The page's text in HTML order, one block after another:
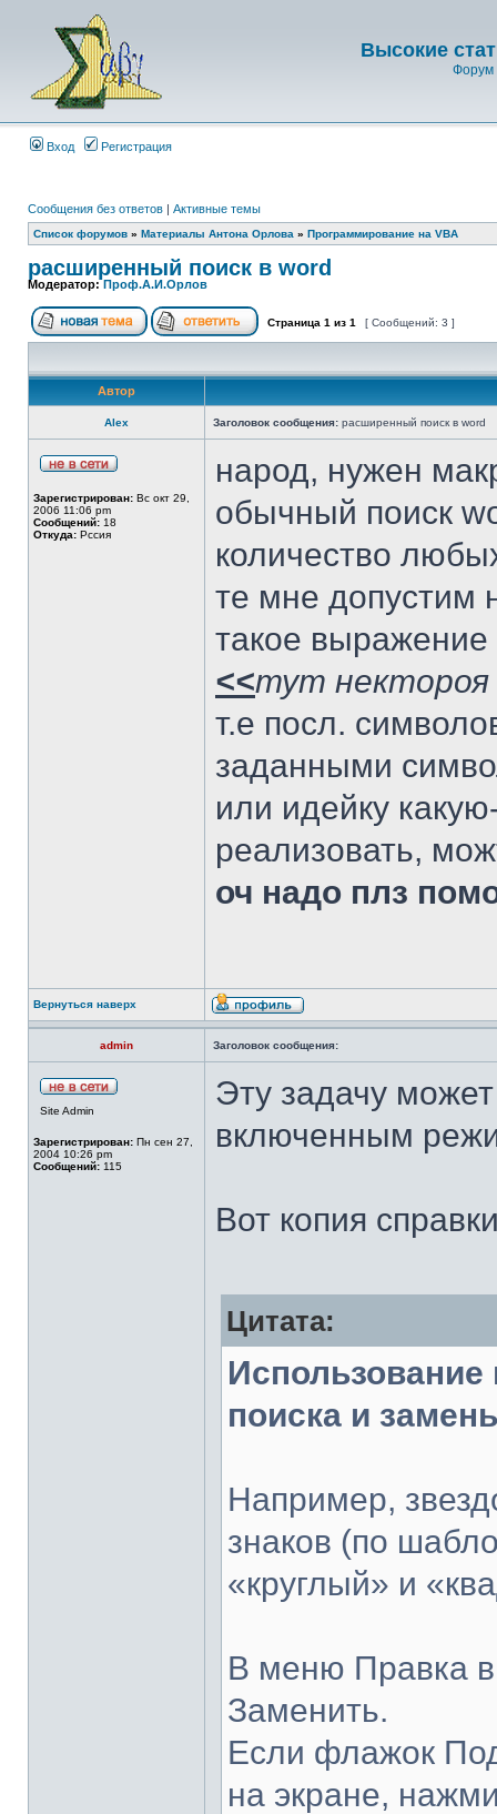
Высокие
Форум
Вход Регистрация
Сообщения без ответов | Активные темы
Список форумов » Материалы Антона Орлова » Программирование на VBA
расширенный поиск в word
Модератор:Проф.А.И.Орлов
Страница 1 из 1 [ Сообщений: 3 ]
Автор
Аlex Заголовок сообщения: расширенный поиск в word
Зарегистрирован: Вс окт 29,
2006 11:06 pm
Сообщений: 18
Откуда: Рссия
народ, нужен
обычный поиск
количество
те мне допустим
такое выражение
<<тут нектороя
т.е посл.
заданными
или идейку
реализовать,
оч надо плз
Вернуться наверх
admin Заголовок сообщения:
Site Admin
Зарегистрирован: Пн сен 27,
2004 10:26 pm
Сообщений: 115
Эту задачу
включенным
Вот копия
Цитата:
поиска и
Например,
знаков (по
«круглый» и
В меню Правка
Заменить.
Если флажок
на экране,